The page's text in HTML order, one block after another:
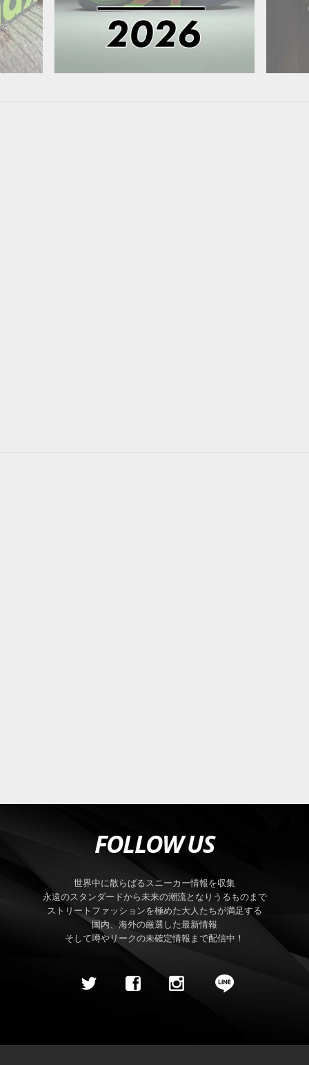
FOLLOW US
世界中に散らばるスニーカー情報を収集
永遠のスタンダードから未来の潮流となりうるものまで
ストリートファッションを極めた大人たちが満足する
国内、海外の厳選した最新情報
そして噂やリークの未確定情報まで配信中！